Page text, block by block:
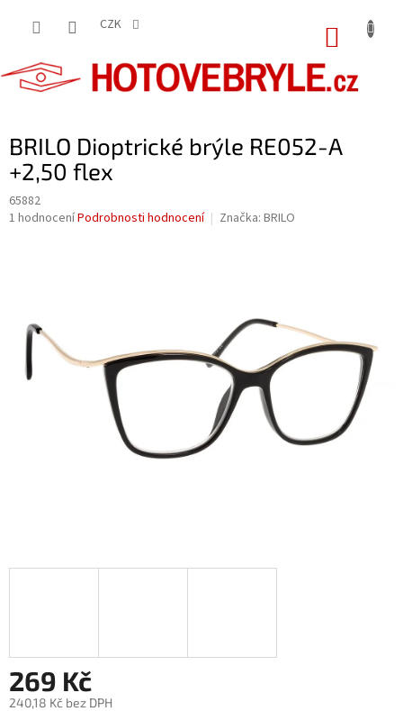
CZK
BRILO Dioptrické brýle RE052-A
+2,50 flex
65882
Průměrné
hvězdiček.
1 hodnoceníPodrobnosti hodnocení Značka: BRILO
269 Kč
240,18 Kč bez DPH